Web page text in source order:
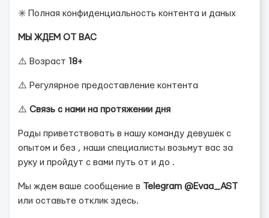
✳️ Полная конфиденциальность контента и даных
МЫ ЖДЕМ ОТ ВАС
⚠️ Возраст 18+
⚠️ Регулярное предоставление контента
⚠️ Связь с нами на протяжении дня
Рады приветствовать в нашу команду девушек с
опытом и без , наши специалисты возьмут вас за
руку и пройдут с вами путь от и до .
Мы ждем ваше сообщение в
Telegram @Evaa_AST
или оставьте отклик здесь.